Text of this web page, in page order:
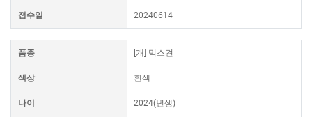
접수일 20240614
품종 [개] 믹스견
색상 흰색
나이 2024(년생)